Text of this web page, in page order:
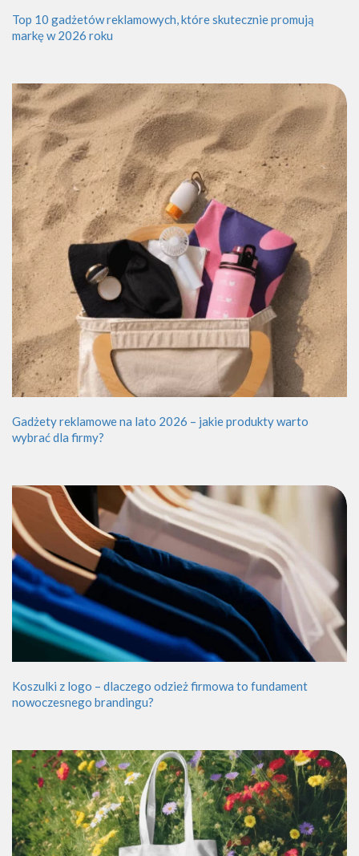
Top 10 gadżetów reklamowych, które skutecznie promują
markę w 2026 roku
Gadżety reklamowe na lato 2026 – jakie produkty warto
wybrać dla firmy?
Koszulki z logo – dlaczego odzież firmowa to fundament
nowoczesnego brandingu?